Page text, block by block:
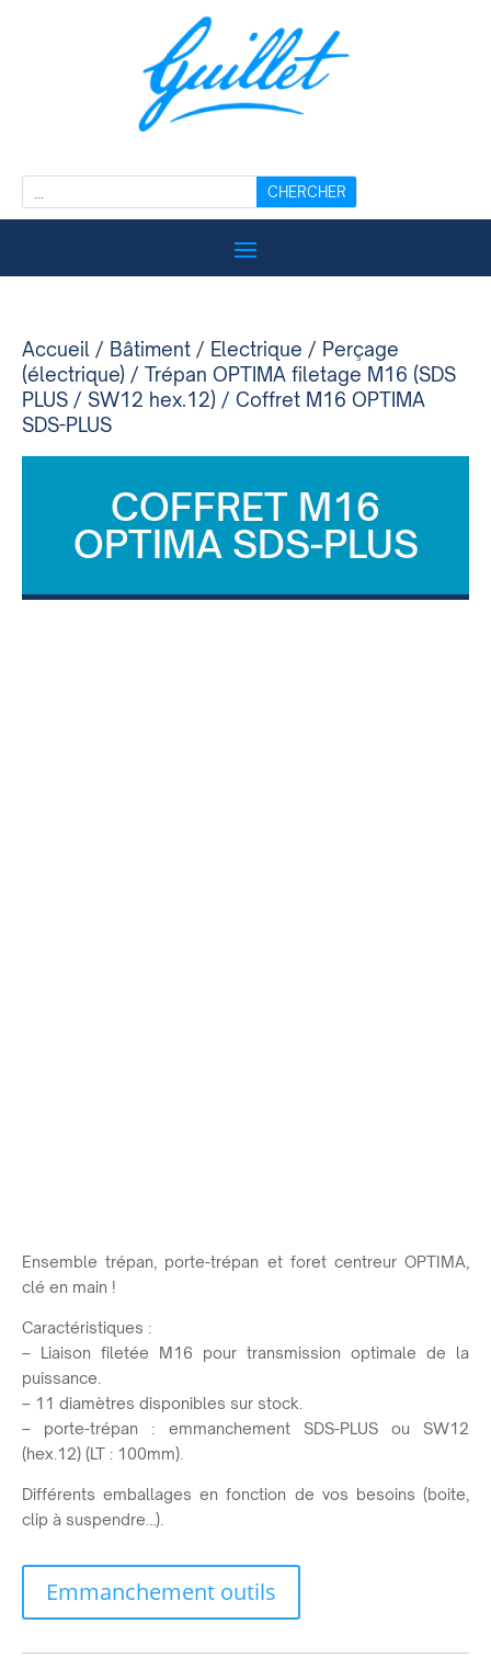
Accueil / Bâtiment / Electrique / Perçage
(électrique) / Trépan OPTIMA filetage M16 (SDS
PLUS / SW12 hex.12) / Coffret M16 OPTIMA
SDS-PLUS
COFFRET M16
OPTIMA SDS-PLUS
Ensemble trépan, porte-trépan et foret centreur OPTIMA,
clé en main !
Caractéristiques :
– Liaison filetée M16 pour transmission optimale de la
puissance.
– 11 diamètres disponibles sur stock.
– porte-trépan : emmanchement SDS-PLUS ou SW12
(hex.12) (LT : 100mm).
Différents emballages en fonction de vos besoins (boite,
clip à suspendre…).
Emmanchement outils